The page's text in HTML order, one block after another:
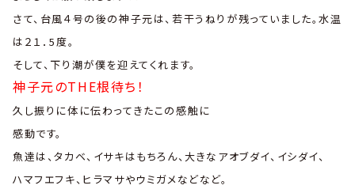
さて、台風４号の後の神子元は、若干うねりが残っていました。水温
は２１．5度。
そして、下り潮が僕を迎えてくれます。
神子元のTHE根待ち！
久し振りに体に伝わってきたこの感触に
感動です。
魚達は、タカベ、イサキはもちろん、大きなアオブダイ、イシダイ、
ハマフエフキ、ヒラマサやウミガメなどなど。